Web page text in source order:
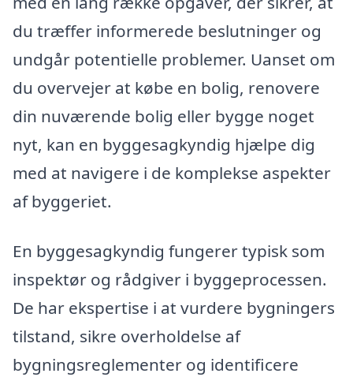
du træffer informerede beslutninger og
undgår potentielle problemer. Uanset om
du overvejer at købe en bolig, renovere
din nuværende bolig eller bygge noget
nyt, kan en byggesagkyndig hjælpe dig
med at navigere i de komplekse aspekter
af byggeriet.
En byggesagkyndig fungerer typisk som
inspektør og rådgiver i byggeprocessen.
De har ekspertise i at vurdere bygningers
tilstand, sikre overholdelse af
bygningsreglementer og identificere